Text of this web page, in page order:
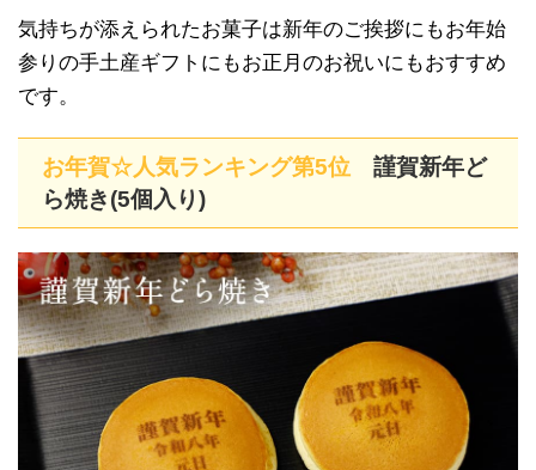
気持ちが添えられたお菓子は新年のご挨拶にもお年始
参りの手土産ギフトにもお正月のお祝いにもおすすめ
です。
お年賀☆人気ランキング第5位 謹賀新年ど
ら焼き(5個入り)